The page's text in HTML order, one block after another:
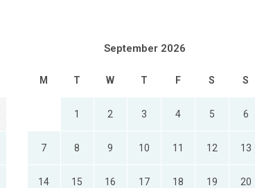
September 2026
M T W T F S S
1 2 3 4 5 6
7 8 9 10 11 12 13
14 15 16 17 18 19 20